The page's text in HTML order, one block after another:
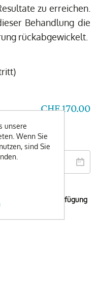
zu erreichen.
Behandlung die
rückabgewickelt.
CHF 170.00
Buchung zur Verfügung
unsere
Wenn Sie
sind Sie